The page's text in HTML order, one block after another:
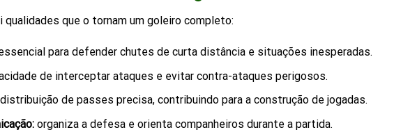
qualidades que o tornam um goleiro completo:
para defender chutes de curta distância e situações inesperadas.
de interceptar ataques e evitar contra-ataques perigosos.
de passes precisa, contribuindo para a construção de jogadas.
organiza a defesa e orienta companheiros durante a partida.